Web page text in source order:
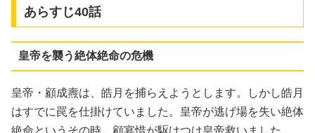
あらすじ40話
皇帝を襲う絶体絶命の危機
皇帝・顧成燾は、皓月を捕らえようとします。しかし皓月
はすでに罠を仕掛けていました。皇帝が逃げ場を失い絶体